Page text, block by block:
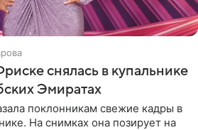
снялась в купальнике
Эмиратах
поклонникам свежие кадры в
На снимках она позирует на